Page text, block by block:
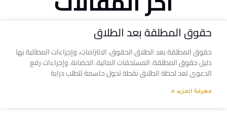
حقوق المطلقة بعد الطلاق
حقوق المطلقة بعد الطلاق الحقوق، الالتزامات، وإجراءات المطالبة بها
دليل حقوق المطلقة: المستحقات المالية، الحضانة، وإجراءات رفع
الدعوى تعد لحظة الطلاق نقطة تحول حاسمة تتطلب دراية
معرفة المزيد »